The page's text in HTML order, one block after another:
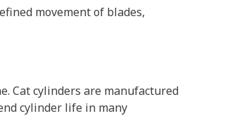
movement of blades,
Cat cylinders are manufactured
cylinder life in many